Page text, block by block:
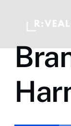
Our Studios
Pricing